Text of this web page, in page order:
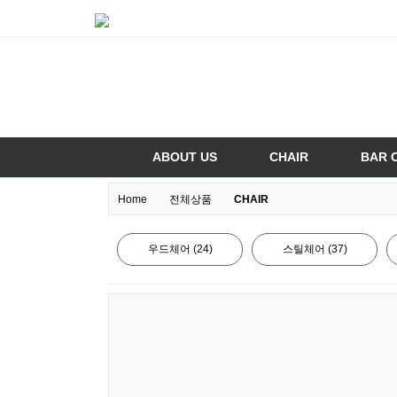
ABOUT US CHAIR BAR
Home 전체상품 CHAIR
우드체어 (24) 스틸체어 (37)